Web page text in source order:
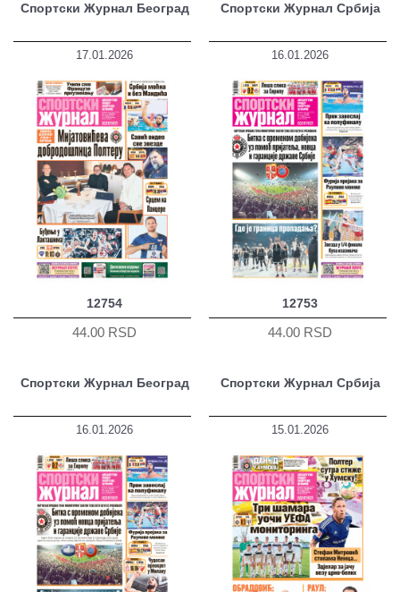
Спортски Журнал Београд
17.01.2026
12754
44.00 RSD
Спортски Журнал Србија
16.01.2026
12753
44.00 RSD
Спортски Журнал Београд
16.01.2026
Спортски Журнал Србија
15.01.2026